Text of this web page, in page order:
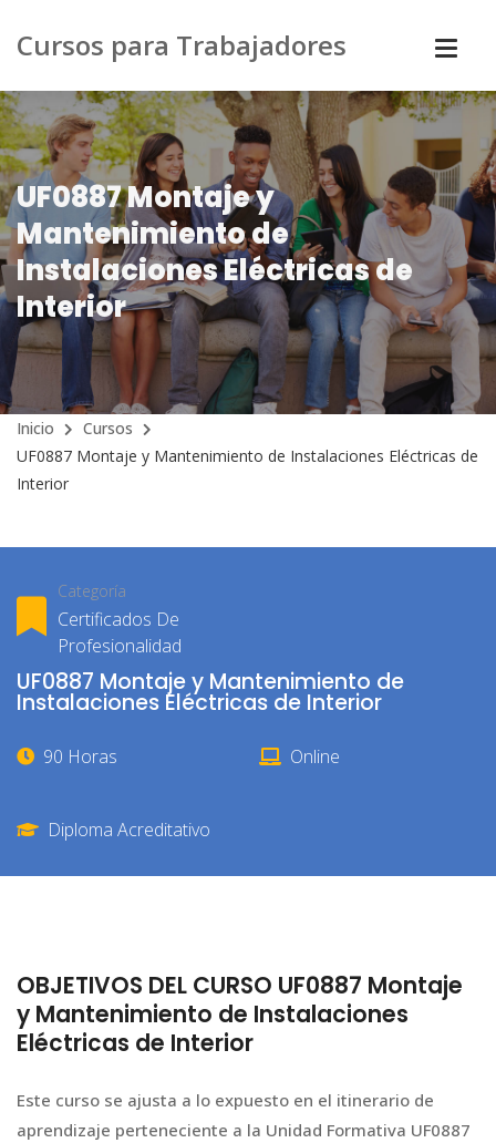
Cursos para Trabajadores
UF0887 Montaje y
Mantenimiento de
Instalaciones Eléctricas de
Interior
Inicio
Cursos
UF0887 Montaje y Mantenimiento de Instalaciones Eléctricas de
Interior
Categoría
Certificados De
Profesionalidad
UF0887 Montaje y Mantenimiento de
Instalaciones Eléctricas de Interior
90 Horas Online
Diploma Acreditativo
OBJETIVOS DEL CURSO UF0887 Montaje
y Mantenimiento de Instalaciones
Eléctricas de Interior
Este curso se ajusta a lo expuesto en el itinerario de
aprendizaje perteneciente a la Unidad Formativa UF0887